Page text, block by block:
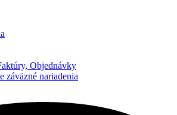
Objednávky
záväzné nariadenia